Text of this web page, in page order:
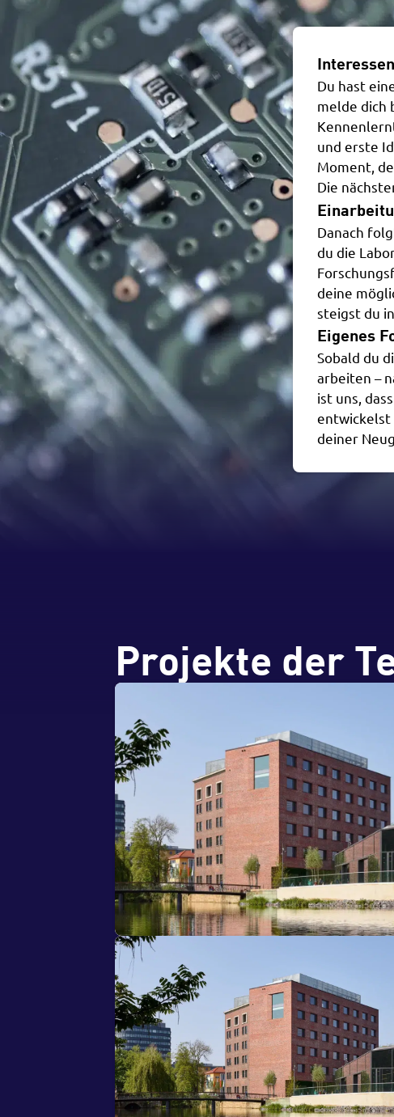
Du hast
melde dich
und erste
Moment,
Die
Danach
du die
deine
steigst du
Eigenes
Sobald du
arbeiten –
ist uns,
entwickelst
deiner
Projekte der